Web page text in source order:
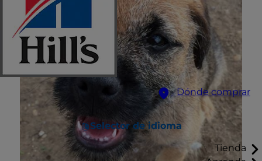
Dónde comprar
Selector de idioma
Tienda